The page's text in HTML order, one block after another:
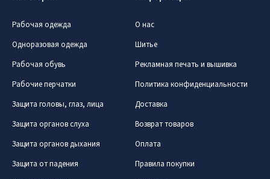
Рабочая одежда
Одноразовая одежда
Рабочая обувь
Рабочие перчатки
Защита головы, глаз, лица
Защита органов слуха
Защита органов дыхания
Защита от падения
О нас
Шитье
Рекламная печать и вышивка
Политика конфиденциальности
Доставка
Возврат товаров
Оплата
Правила покупки